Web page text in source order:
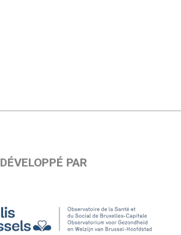
DÉVELOPPÉ PAR